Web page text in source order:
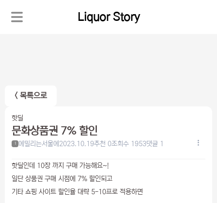
Liquor Story
< 목록으로
핫딜
문화상품권 7% 할인
1 에밀리는서울에 2023.10.19추천 0조회수 1953댓글 1
핫딜인데 10장 까지 구매 가능해요~!
일단 상품권 구매 시점에 7% 할인되고
기타 쇼핑 사이트 할인율 대략 5-10프로 적용하면